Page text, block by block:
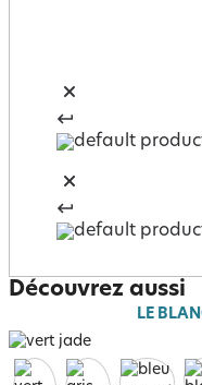
Découvrez aussi
LE